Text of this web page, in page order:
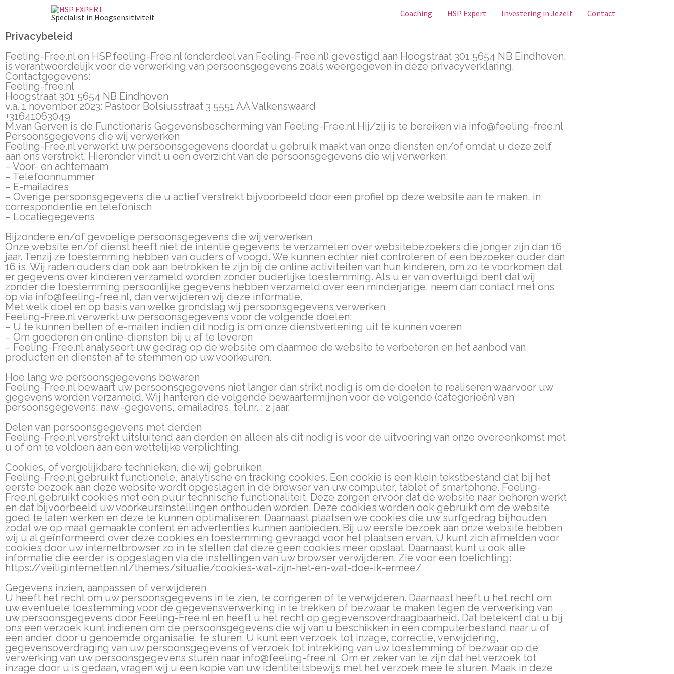
Specialist in Hoogsensitiviteit Coaching HSP Expert Investering in Jezelf Contact
Privacybeleid
Feeling-Free.nl en HSP.feeling-Free.nl (onderdeel van Feeling-Free.nl) gevestigd aan Hoogstraat 301 5654 NB Eindhoven,
is verantwoordelijk voor de verwerking van persoonsgegevens zoals weergegeven in deze privacyverklaring.
Contactgegevens:
Feeling-free.nl
Hoogstraat 301 5654 NB Eindhoven
v.a. 1 november 2023: Pastoor Bolsiusstraat 3 5551 AA Valkenswaard
+31641063049
M.van Gerven is de Functionaris Gegevensbescherming van Feeling-Free.nl Hij/zij is te bereiken via info@feeling-free.nl
Persoonsgegevens die wij verwerken
Feeling-Free.nl verwerkt uw persoonsgegevens doordat u gebruik maakt van onze diensten en/of omdat u deze zelf
aan ons verstrekt. Hieronder vindt u een overzicht van de persoonsgegevens die wij verwerken:
– Voor- en achternaam
– Telefoonnummer
– E-mailadres
– Overige persoonsgegevens die u actief verstrekt bijvoorbeeld door een profiel op deze website aan te maken, in
correspondentie en telefonisch
– Locatiegegevens
Bijzondere en/of gevoelige persoonsgegevens die wij verwerken
Onze website en/of dienst heeft niet de intentie gegevens te verzamelen over websitebezoekers die jonger zijn dan 16
jaar. Tenzij ze toestemming hebben van ouders of voogd. We kunnen echter niet controleren of een bezoeker ouder dan
16 is. Wij raden ouders dan ook aan betrokken te zijn bij de online activiteiten van hun kinderen, om zo te voorkomen dat
er gegevens over kinderen verzameld worden zonder ouderlijke toestemming. Als u er van overtuigd bent dat wij
zonder die toestemming persoonlijke gegevens hebben verzameld over een minderjarige, neem dan contact met ons
op via info@feeling-free.nl, dan verwijderen wij deze informatie.
Met welk doel en op basis van welke grondslag wij persoonsgegevens verwerken
Feeling-Free.nl verwerkt uw persoonsgegevens voor de volgende doelen:
– U te kunnen bellen of e-mailen indien dit nodig is om onze dienstverlening uit te kunnen voeren
– Om goederen en online-diensten bij u af te leveren
– Feeling-Free.nl analyseert uw gedrag op de website om daarmee de website te verbeteren en het aanbod van
producten en diensten af te stemmen op uw voorkeuren.
Hoe lang we persoonsgegevens bewaren
Feeling-Free.nl bewaart uw persoonsgegevens niet langer dan strikt nodig is om de doelen te realiseren waarvoor uw
gegevens worden verzameld. Wij hanteren de volgende bewaartermijnen voor de volgende (categorieën) van
persoonsgegevens: naw -gegevens, emailadres, tel.nr. : 2 jaar.
Delen van persoonsgegevens met derden
Feeling-Free.nl verstrekt uitsluitend aan derden en alleen als dit nodig is voor de uitvoering van onze overeenkomst met
u of om te voldoen aan een wettelijke verplichting.
Cookies, of vergelijkbare technieken, die wij gebruiken
Feeling-Free.nl gebruikt functionele, analytische en tracking cookies. Een cookie is een klein tekstbestand dat bij het
eerste bezoek aan deze website wordt opgeslagen in de browser van uw computer, tablet of smartphone. Feeling-
Free.nl gebruikt cookies met een puur technische functionaliteit. Deze zorgen ervoor dat de website naar behoren werkt
en dat bijvoorbeeld uw voorkeursinstellingen onthouden worden. Deze cookies worden ook gebruikt om de website
goed te laten werken en deze te kunnen optimaliseren. Daarnaast plaatsen we cookies die uw surfgedrag bijhouden
zodat we op maat gemaakte content en advertenties kunnen aanbieden. Bij uw eerste bezoek aan onze website hebben
wij u al geïnformeerd over deze cookies en toestemming gevraagd voor het plaatsen ervan. U kunt zich afmelden voor
cookies door uw internetbrowser zo in te stellen dat deze geen cookies meer opslaat. Daarnaast kunt u ook alle
informatie die eerder is opgeslagen via de instellingen van uw browser verwijderen. Zie voor een toelichting:
https://veiliginternetten.nl/themes/situatie/cookies-wat-zijn-het-en-wat-doe-ik-ermee/
Gegevens inzien, aanpassen of verwijderen
U heeft het recht om uw persoonsgegevens in te zien, te corrigeren of te verwijderen. Daarnaast heeft u het recht om
uw eventuele toestemming voor de gegevensverwerking in te trekken of bezwaar te maken tegen de verwerking van
uw persoonsgegevens door Feeling-Free.nl en heeft u het recht op gegevensoverdraagbaarheid. Dat betekent dat u bij
ons een verzoek kunt indienen om de persoonsgegevens die wij van u beschikken in een computerbestand naar u of
een ander, door u genoemde organisatie, te sturen. U kunt een verzoek tot inzage, correctie, verwijdering,
gegevensoverdraging van uw persoonsgegevens of verzoek tot intrekking van uw toestemming of bezwaar op de
verwerking van uw persoonsgegevens sturen naar info@feeling-free.nl. Om er zeker van te zijn dat het verzoek tot
inzage door u is gedaan, vragen wij u een kopie van uw identiteitsbewijs met het verzoek mee te sturen. Maak in deze